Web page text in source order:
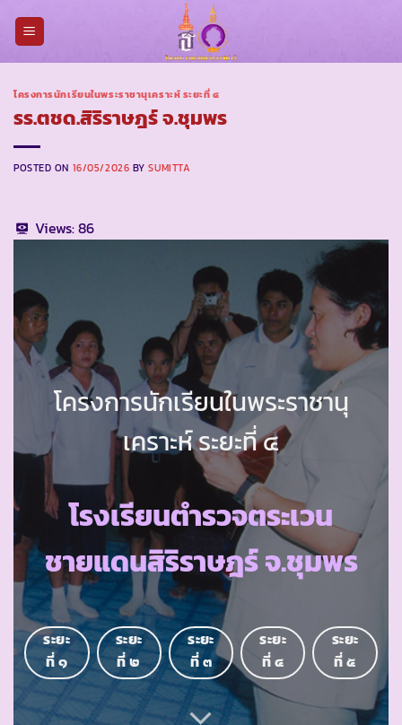
โครงการนักเรียนในพระราชานุเคราะห์ ระยะที่ ๔
รร.ตชด.สิริราษฎร์ จ.ชุมพร
POSTED ON 16/05/2026 BYSUMITTA
Views:86
โครงการนักเรียนในพระราชานุ
เคราะห์ ระยะที่ ๔
โรงเรียนตำรวจตระเวน
ชายแดนสิริราษฎร์ จ.ชุมพร
ระยะ
ที่ ๑
ระยะ
ที่ ๒
ระยะ
ที่ ๓
ระยะ
ที่ ๔
ระยะ
ที่ ๕